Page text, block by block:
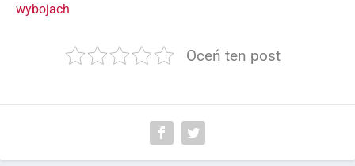
wybojach
Oceń ten post